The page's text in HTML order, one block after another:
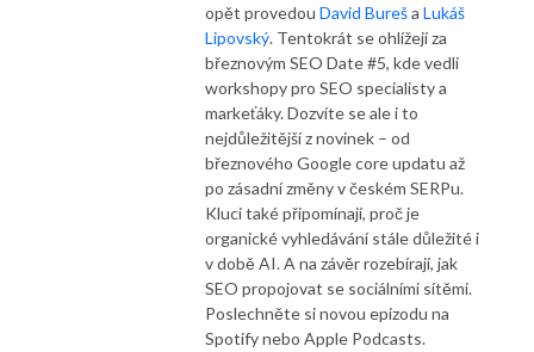
opět provedou David Bureša Lukáš
Lipovský. Tentokrát se ohlížejí za
březnovým SEO Date #5, kde vedli
workshopy pro SEO specialisty a
markeťáky. Dozvíte se ale i to
nejdůležitější z novinek – od
březnového Google core updatu až
po zásadní změny v českém SERPu.
Kluci také připomínají, proč je
organické vyhledávání stále důležité i
v době AI. A na závěr rozebírají, jak
SEO propojovat se sociálními sítěmi.
Poslechněte si novou epizodu na
Spotify nebo Apple Podcasts.